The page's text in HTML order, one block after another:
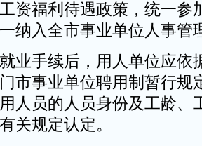
资福利待遇政策，统一参
纳入全市事业单位人事管
业手续后，用人单位应依
市事业单位聘用制暂行规
人员的人员身份及工龄、
关规定认定。